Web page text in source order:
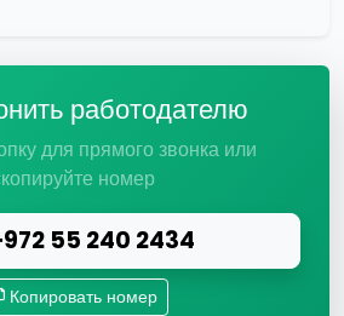
работодателю
для прямого звонка или
номер
55 240 2434
Копировать номер